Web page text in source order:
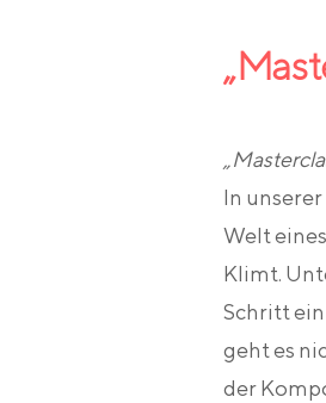
In
Welt
Klimt.
Schritt
geht es
der